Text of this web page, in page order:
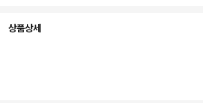
상품상세